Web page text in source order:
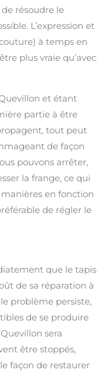
résoudre le
L’expression et
à temps en
plus vraie qu’avec
et étant
partie à être
tout peut
de façon
pouvons arrêter,
la frange, ce qui
en fonction
de régler le
que le tapis
de sa réparation à
problème persiste,
de se produire
sera
être stoppés,
façon de restaurer